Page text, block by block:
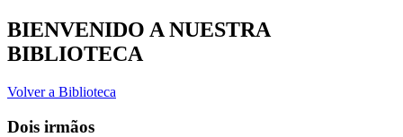
BIENVENIDO A NUESTRA
BIBLIOTECA
Volver a Biblioteca
Dois irmãos